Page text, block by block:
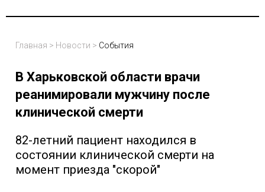
Главная > Новости > События
В Харьковской области врачи
реанимировали мужчину после
клинической смерти
82-летний пациент находился в
состоянии клинической смерти на
момент приезда "скорой"